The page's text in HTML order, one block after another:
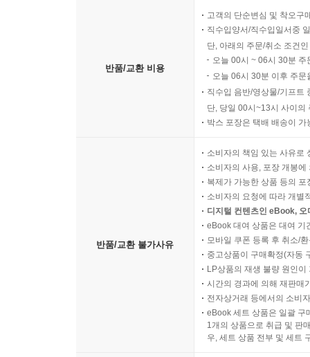
1. 물리적 진리로부터 연역할 수 없는 진리가 있
2. 물리적 진리로부터 연역할 수 없는 진리가 있
거짓이다.
지식 논증에서 본격화된 물리적 사실 및 물리적
아우르며 잭슨의 지식 논증, 차머스의 좀비 논
쉽게 격파되지 않고, 심지어 우리가 아직 무지無
한 철학자의 긍정식은 다른 철학자의 부정식이다
‘한 철학자의 긍정식은 다른 철학자의 부정식이
여러 등장인물이 나누는 대화를 따라가며 그
그것을 드러내는 말하기 방식을 갖고 있다. 누
톨렌스를 중심으로 한 이들의 대화는 매일 밤 의
책은 현상적 의식의 주관성을 완벽하게 설명해
끝까지 다른 가능성을 열어둔 채 반물리주의 논
반품/교환 비용
고객의 단순변심 및 착오구
직수입양서/직수입일서중
단, 아래의 주문/취소 조건
오늘 00시 ~ 06시 30분
오늘 06시 30분 이후 주
직수입 음반/영상물/기프트
단, 당일 00시~13시 사이의
박스 포장은 택배 배송이
반품/교환 불가사유
소비자의 책임 있는 사유로
소비자의 사용, 포장 개봉
복제가 가능한 상품 등의
소비자의 요청에 따라 개별
디지털 컨텐츠인 eBook,
eBook 대여 상품은 대여 기
모바일 쿠폰 등록 후 취소/
중고상품이 구매확정(자동
LP상품의 재생 불량 원인
시간의 경과에 의해 재판매
전자상거래 등에서의 소비
eBook 세트 상품은 일괄 구
1개의 상품으로 취급 및 판
우, 세트 상품 전부 및 세트